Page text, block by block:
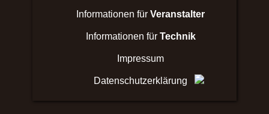
Informationen für Veranstalter
Informationen für Technik
Impressum
Datenschutzerklärung